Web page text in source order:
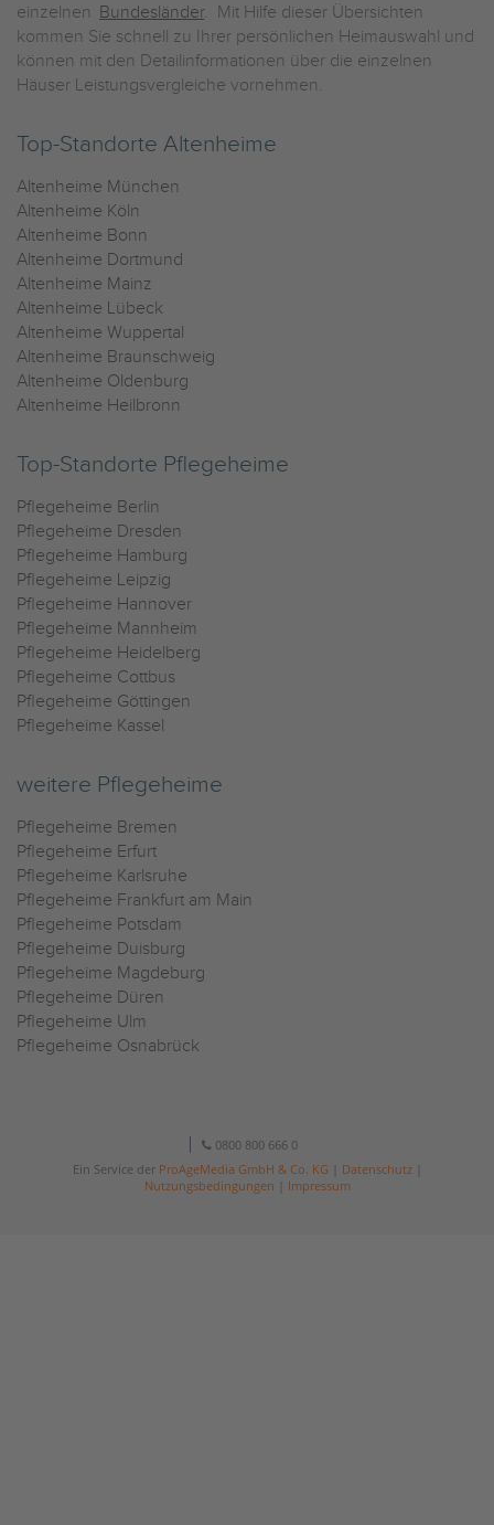
einzelnen Bundesländer. Mit Hilfe dieser Übersichten
kommen Sie schnell zu Ihrer persönlichen Heimauswahl und
können mit den Detailinformationen über die einzelnen
Häuser Leistungsvergleiche vornehmen.
Top-Standorte Altenheime
Altenheime München
Altenheime Köln
Altenheime Bonn
Altenheime Dortmund
Altenheime Mainz
Altenheime Lübeck
Altenheime Wuppertal
Altenheime Braunschweig
Altenheime Oldenburg
Altenheime Heilbronn
Top-Standorte Pflegeheime
Pflegeheime Berlin
Pflegeheime Dresden
Pflegeheime Hamburg
Pflegeheime Leipzig
Pflegeheime Hannover
Pflegeheime Mannheim
Pflegeheime Heidelberg
Pflegeheime Cottbus
Pflegeheime Göttingen
Pflegeheime Kassel
weitere Pflegeheime
Pflegeheime Bremen
Pflegeheime Erfurt
Pflegeheime Karlsruhe
Pflegeheime Frankfurt am Main
Pflegeheime Potsdam
Pflegeheime Duisburg
Pflegeheime Magdeburg
Pflegeheime Düren
Pflegeheime Ulm
Pflegeheime Osnabrück
0800 800 666 0
Ein Service der ProAgeMedia GmbH & Co. KG Datenschutz|
Nutzungsbedingungen
Impressum